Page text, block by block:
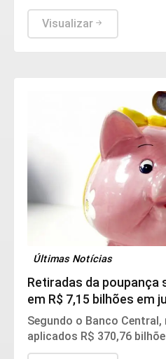
Visualizar
Últimas Notícias
Retiradas da poupança
em R$ 7,15 bilhões em
Segundo o Banco
aplicados R$ 370,76
somaram R$ 377,92